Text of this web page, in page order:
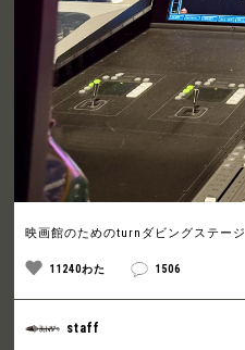
映画館のためのturnダビングステージ
11240わた 1506
staff